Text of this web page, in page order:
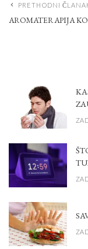
PRETHODNI
AROMATERAPIJA